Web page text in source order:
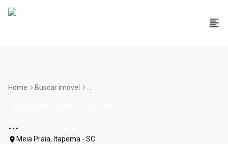
Home Buscar imóvel ...
...
Meia Praia, Itapema - SC